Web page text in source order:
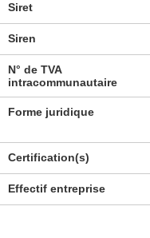
Siret
Siren
N° de TVA
intracommunautaire
Forme juridique
Certification(s)
Effectif entreprise